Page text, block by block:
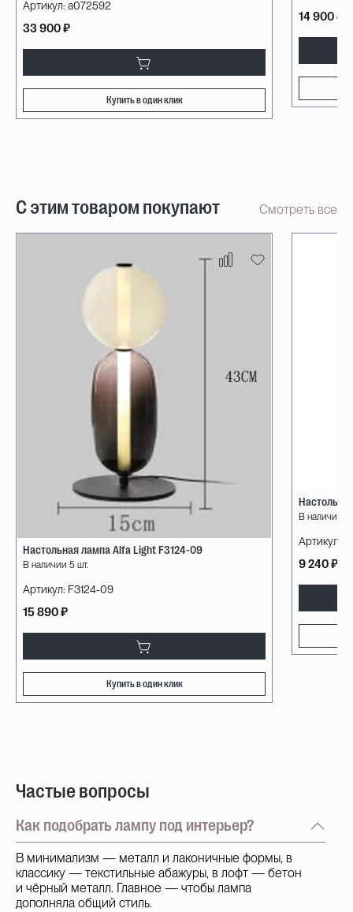
Артикул: a072592
33 900 ₽
Купить в один клик
14 900 ₽
С этим товаром покупают Смотреть все
Настольная лампа Alfa Light F3124-09
В наличии 5 шт.
Артикул: F3124-09
15 890 ₽
Купить в один клик
В наличии
Артикул:
9 240 ₽
Частые вопросы
Как подобрать лампу под интерьер?
В минимализм — металл и лаконичные формы, в
классику — текстильные абажуры, в лофт — бетон
и чёрный металл. Главное — чтобы лампа
дополняла общий стиль.